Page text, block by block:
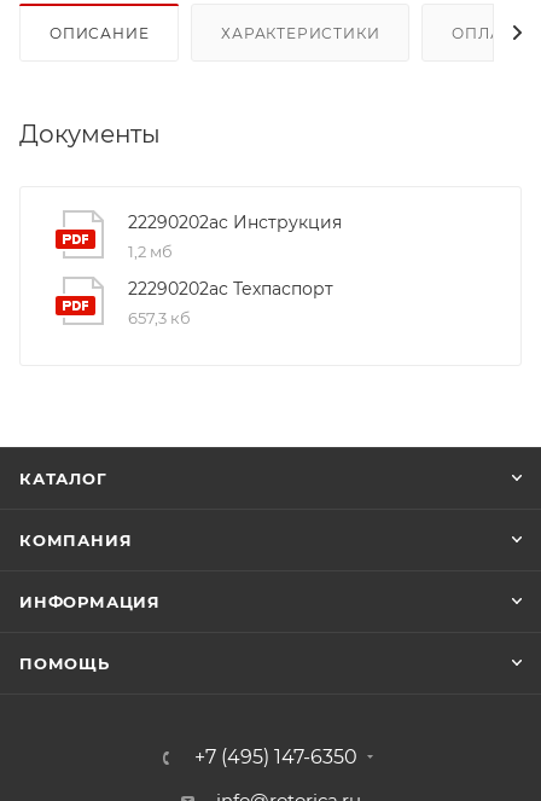
ОПИСАНИЕ ХАРАКТЕРИСТИКИ ОПЛАТА
Документы
22290202ac Инструкция
1,2 мб
22290202ac Техпаспорт
657,3 кб
КАТАЛОГ
КОМПАНИЯ
ИНФОРМАЦИЯ
ПОМОЩЬ
+7 (495) 147-6350